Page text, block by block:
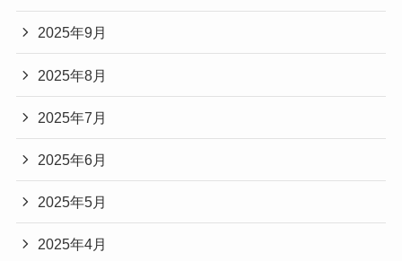
2025年9月
2025年8月
2025年7月
2025年6月
2025年5月
2025年4月